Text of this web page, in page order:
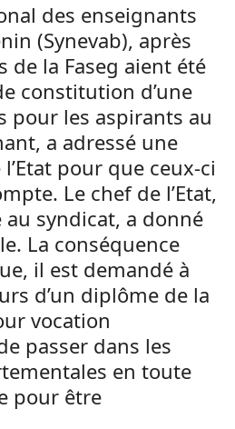
des enseignants
(Synevab), après
de la Faseg aient été
constitution d’une
pour les aspirants au
a adressé une
pour que ceux-ci
Le chef de l’Etat,
au syndicat, a donné
La conséquence
il est demandé à
d’un diplôme de la
vocation
passer dans les
en toute
pour être